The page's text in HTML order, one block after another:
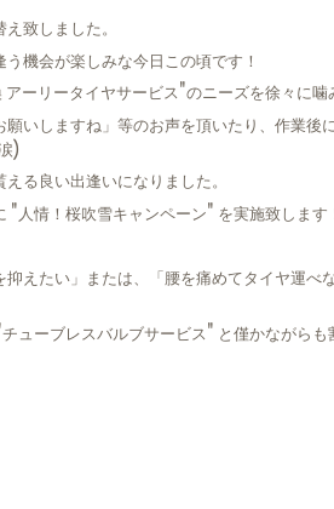
致しました。
機会が楽しみな今日この頃です！
ーリータイヤサービス"のニーズを徐々に
いしますね」等のお声を頂いたり、作業
)
る良い出逢いになりました。
人情！桜吹雪キャンペーン" を実施致します
えたい」または、「腰を痛めてタイヤ運べ
ーブレスバルブサービス" と僅かながらも